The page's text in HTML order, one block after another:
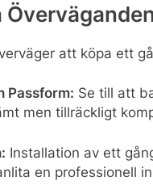
att köpa ett
Passform: Se till att
men tillräckligt
Installation av ett
en professionell